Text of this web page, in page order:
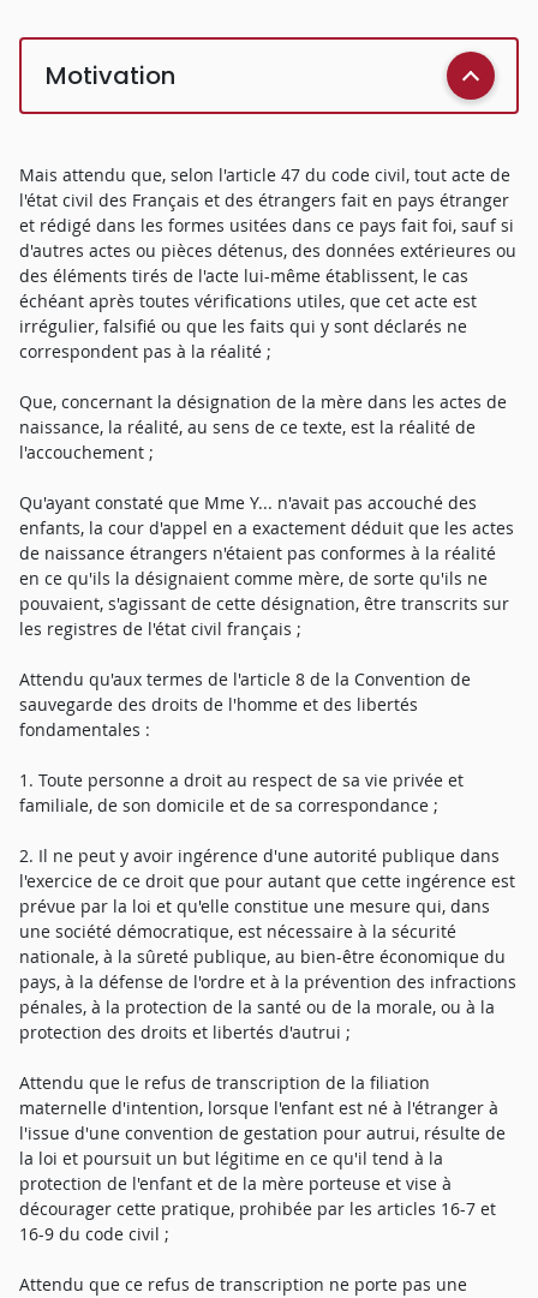
Motivation
Mais attendu que, selon l'article 47 du code civil, tout acte de
l'état civil des Français et des étrangers fait en pays étranger
et rédigé dans les formes usitées dans ce pays fait foi, sauf si
d'autres actes ou pièces détenus, des données extérieures ou
des éléments tirés de l'acte lui-même établissent, le cas
échéant après toutes vérifications utiles, que cet acte est
irrégulier, falsifié ou que les faits qui y sont déclarés ne
correspondent pas à la réalité ;
Que, concernant la désignation de la mère dans les actes de
naissance, la réalité, au sens de ce texte, est la réalité de
l'accouchement ;
Qu'ayant constaté que Mme Y... n'avait pas accouché des
enfants, la cour d'appel en a exactement déduit que les actes
de naissance étrangers n'étaient pas conformes à la réalité
en ce qu'ils la désignaient comme mère, de sorte qu'ils ne
pouvaient, s'agissant de cette désignation, être transcrits sur
les registres de l'état civil français ;
Attendu qu'aux termes de l'article 8 de la Convention de
sauvegarde des droits de l'homme et des libertés
fondamentales :
1. Toute personne a droit au respect de sa vie privée et
familiale, de son domicile et de sa correspondance ;
2. Il ne peut y avoir ingérence d'une autorité publique dans
l'exercice de ce droit que pour autant que cette ingérence est
prévue par la loi et qu'elle constitue une mesure qui, dans
une société démocratique, est nécessaire à la sécurité
nationale, à la sûreté publique, au bien-être économique du
pays, à la défense de l'ordre et à la prévention des infractions
pénales, à la protection de la santé ou de la morale, ou à la
protection des droits et libertés d'autrui ;
Attendu que le refus de transcription de la filiation
maternelle d'intention, lorsque l'enfant est né à l'étranger à
l'issue d'une convention de gestation pour autrui, résulte de
la loi et poursuit un but légitime en ce qu'il tend à la
protection de l'enfant et de la mère porteuse et vise à
décourager cette pratique, prohibée par les articles 16-7 et
16-9 du code civil ;
Attendu que ce refus de transcription ne porte pas une